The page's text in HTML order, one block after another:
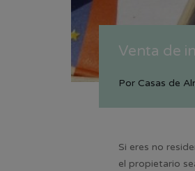
Venta de
Por Casas de
Si eres no
el propietario